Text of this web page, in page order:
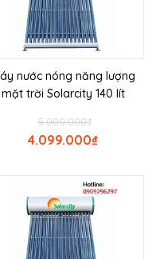
nước nóng năng lượng
mặt trời Solarcity 140 lít
₫
5.000.000
₫
4.099.000